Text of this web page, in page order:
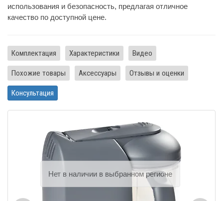
использования и безопасность, предлагая отличное
качество по доступной цене.
Комплектация Характеристики Видео
Похожие товары Аксессуары Отзывы и оценки
Консультация